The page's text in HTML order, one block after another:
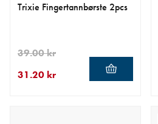
Trixie Fingertannbørste 2pcs
31.20 kr
39.00 kr